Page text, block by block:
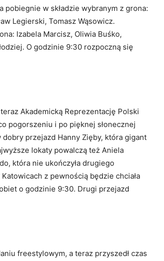
w składzie wybranym z grona:
Legierski, Tomasz Wąsowicz.
Izabela Marcisz, Oliwia Buśko,
O godzinie 9:30 rozpoczną się
Akademicką Reprezentację Polski
pogorszeniu i po pięknej słonecznej
przejazd Hanny Zięby, która gigant
lokaty powalczą też Aniela
która nie ukończyła drugiego
z pewnością będzie chciała
o godzinie 9:30. Drugi przejazd
freestylowym, a teraz przyszedł czas